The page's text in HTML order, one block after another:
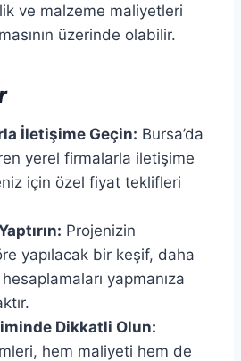
ve malzeme maliyetleri
üzerinde olabilir.​
İletişime Geçin: Bursa’da
yerel firmalarla iletişime
için özel fiyat teklifleri
Projenizin
yapılacak bir keşif, daha
yapmanıza
Dikkatli Olun:
hem maliyeti hem de